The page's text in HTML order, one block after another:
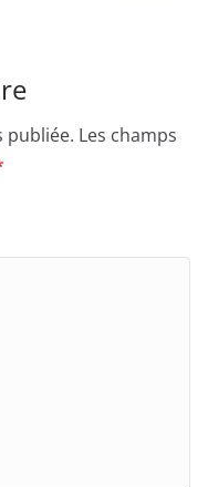
publiée. Les champs